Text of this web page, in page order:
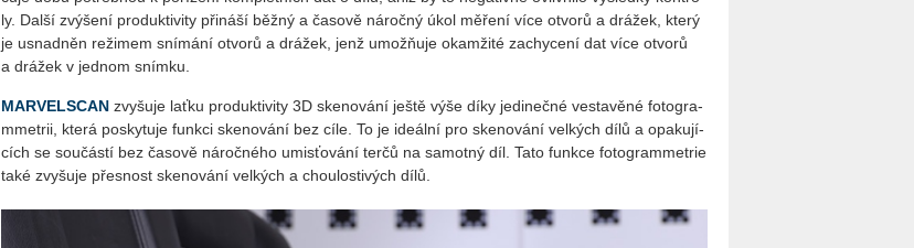
ly. Další zvý­še­ní pro­duk­ti­vi­ty při­ná­ší běžný a ča­so­vě ná­roč­ný úkol mě­ře­ní více ot­vo­rů a drá­žek, který
je usnad­něn re­ži­mem sní­má­ní ot­vo­rů a drá­žek, jenž umo­ž­ňuje oka­mži­té za­chy­ce­ní dat více ot­vo­rů
a drá­žek v jed­nom sním­ku.
MAR­VEL­SCAN zvy­šu­je laťku pro­duk­ti­vi­ty 3D ske­no­vá­ní ještě výše díky je­di­neč­né ve­sta­vě­né fo­to­gra­
m­me­t­rii, která po­sky­tu­je funk­ci ske­no­vá­ní bez cíle. To je ide­ál­ní pro ske­no­vá­ní vel­kých dílů a opa­ku­jí­
cích se sou­čás­tí bez ča­so­vě ná­roč­né­ho umis­ťo­vá­ní terčů na sa­mot­ný díl. Tato funk­ce fo­to­gra­m­me­t­rie
také zvy­šu­je přes­nost ske­no­vá­ní vel­kých a chou­los­ti­vých dílů.